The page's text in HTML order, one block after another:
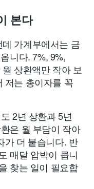
본다
가계부에서는 금
니다. 7%, 9%,
상환액만 작아 보
저는 총이자를 꼭
2년 상환과 5년
은 월 부담이 작아
가 더 붙습니다. 반
매달 압박이 큽니
찾는 일이 필요합